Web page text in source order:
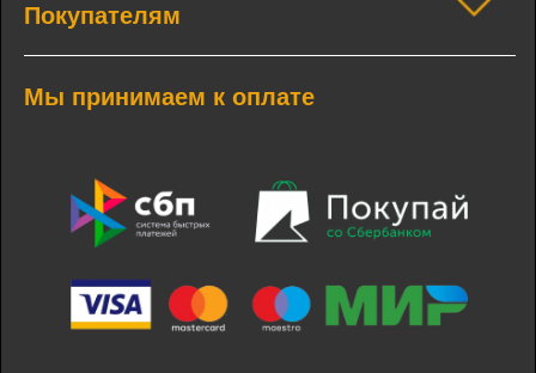
Покупателям
Мы принимаем к оплате